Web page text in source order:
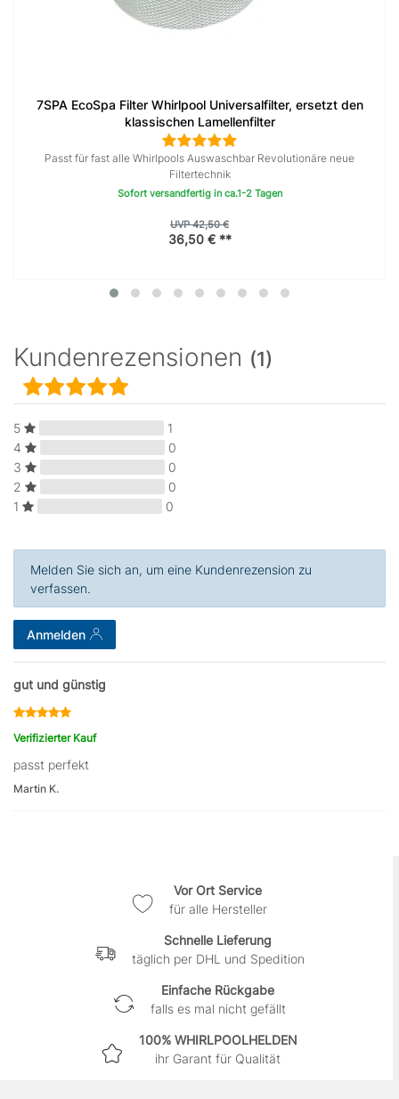
7SPA EcoSpa Filter Whirlpool Universalfilter, ersetzt den
klassischen Lamellenfilter
Passt für fast alle Whirlpools Auswaschbar Revolutionäre neue
Filtertechnik
Sofort versandfertig in ca.1-2 Tagen
UVP 42,50 €
36,50 € **
Kundenrezensionen (1)
5
1
4
0
3
0
2
0
1
0
Melden Sie sich an, um eine Kundenrezension zu
verfassen.
Anmelden
gut und günstig
Verifizierter Kauf
passt perfekt
Martin K.
Vor Ort Service
für alle Hersteller
Schnelle Lieferung
täglich per DHL und Spedition
Einfache Rückgabe
falls es mal nicht gefällt
100% WHIRLPOOLHELDEN
ihr Garant für Qualität